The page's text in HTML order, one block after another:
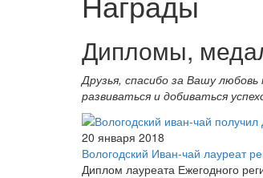
Дипломы,
Друзья, спасибо за Вашу
развиваться и добиваться
20 января 2018
Вологодский Иван-чай лауреат
Диплом лауреата Ежегодного